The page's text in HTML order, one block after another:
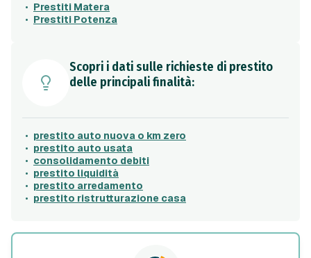
Prestiti Matera
Prestiti Potenza
Scopri i dati sulle richieste di prestito
delle principali finalità:
prestito auto nuova o km zero
prestito auto usata
consolidamento debiti
prestito liquidità
prestito arredamento
prestito ristrutturazione casa